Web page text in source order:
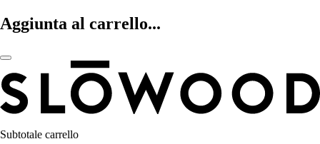
Aggiunta al carrello...
Subtotale carrello